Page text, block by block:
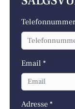
Email *
Adresse *